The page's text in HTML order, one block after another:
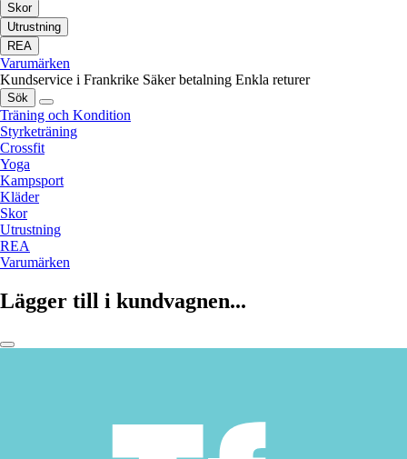
Skor
Utrustning
REA
Varumärken
Kundservice i Frankrike Säker betalning Enkla returer
Sök
Träning och Kondition
Styrketräning
Crossfit
Yoga
Kampsport
Kläder
Skor
Utrustning
REA
Varumärken
Lägger till i kundvagnen...